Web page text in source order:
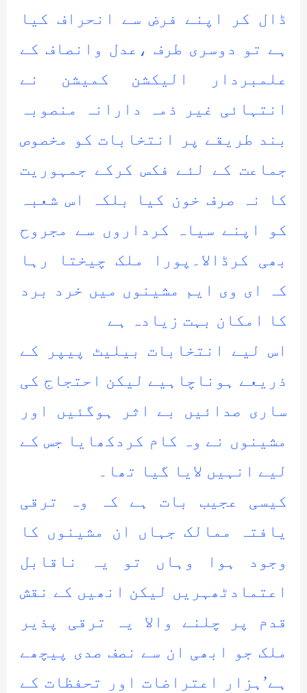
ڈال کر اپنے فرض سے انحراف کیا
ہے تو دوسری طرف ،عدل وانصاف کے
علمبردار الیکشن کمیشن نے
انتہائی غیر ذمہ دارانہ منصوبہ
بند طریقے پر انتخابات کو مخصوص
جماعت کے لئے فکس کرکے جمہوریت
کا نہ صرف خون کیا بلکہ اس شعبہ
کو اپنے سیاہ کرداروں سے مجروح
بھی کرڈالا۔پورا ملک چیختا رہا
کہ ای وی ایم مشینوں میں خرد برد
کا امکان بہت زیادہ ہے
اس لیے انتخابات بیلیٹ پیپر کے
ذریعے ہوناچاہیے لیکن احتجاج کی
ساری صدائیں بے اثر ہوگئیں اور
مشینوں نے وہ کام کردکھایا جس کے
لیے انہیں لایا گیا تھا۔
کیسی عجیب بات ہے کہ وہ ترقی
یافتہ ممالک جہاں ان مشینوں کا
وجود ہوا وہاں تو یہ ناقابل
اعتمادٹھہریں لیکن انھیں کے نقش
قدم پر چلنے والا یہ ترقی پذیر
ملک جو ابھی ان سے نصف صدی پیچھے
ہے’ہزار اعتراضات اور تحفظات کے